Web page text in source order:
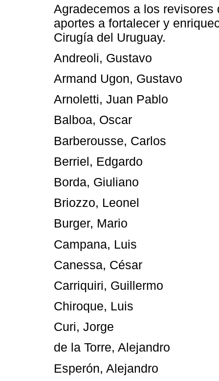
Agradecemos a los
aportes a fortalecer y
Cirugía del Uruguay.
Andreoli, Gustavo
Armand Ugon, Gustavo
Arnoletti, Juan Pablo
Balboa, Oscar
Barberousse, Carlos
Berriel, Edgardo
Borda, Giuliano
Briozzo, Leonel
Burger, Mario
Campana, Luis
Canessa, César
Carriquiri, Guillermo
Chiroque, Luis
Curi, Jorge
de la Torre, Alejandro
Esperón, Alejandro